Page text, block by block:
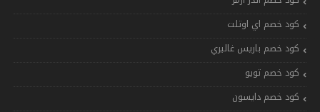
كود خصم اي اوتلت
كود خصم باريس غاليري
كود خصم تويو
كود خصم دايسون